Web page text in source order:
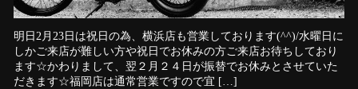
明日2月23日は祝日の為、横浜店も営業しております(^^)/水曜日に
しかご来店が難しい方や祝日でお休みの方ご来店お待ちしており
ます☆かわりまして、翌２月２４日が振替でお休みとさせていた
だきます☆福岡店は通常営業ですので宜 […]